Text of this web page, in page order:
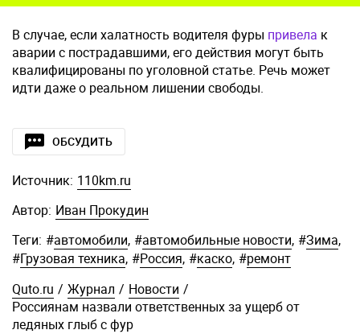
В случае, если халатность водителя фуры привела к
аварии с пострадавшими, его действия могут быть
квалифицированы по уголовной статье. Речь может
идти даже о реальном лишении свободы.
ОБСУДИТЬ
Источник: 110km.ru
Автор: Иван Прокудин
Теги: #автомобили, #автомобильные новости, #Зима,
#Грузовая техника, #Россия, #каско, #ремонт
Quto.ru / Журнал / Новости /
Россиянам назвали ответственных за ущерб от
ледяных глыб с фур